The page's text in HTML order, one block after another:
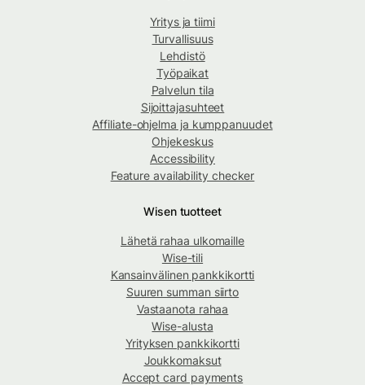
Yritys ja tiimi
Turvallisuus
Lehdistö
Työpaikat
Palvelun tila
Sijoittajasuhteet
Affiliate-ohjelma ja kumppanuudet
Ohjekeskus
Accessibility
Feature availability checker
Wisen tuotteet
Lähetä rahaa ulkomaille
Wise-tili
Kansainvälinen pankkikortti
Suuren summan siirto
Vastaanota rahaa
Wise-alusta
Yrityksen pankkikortti
Joukkomaksut
Accept card payments